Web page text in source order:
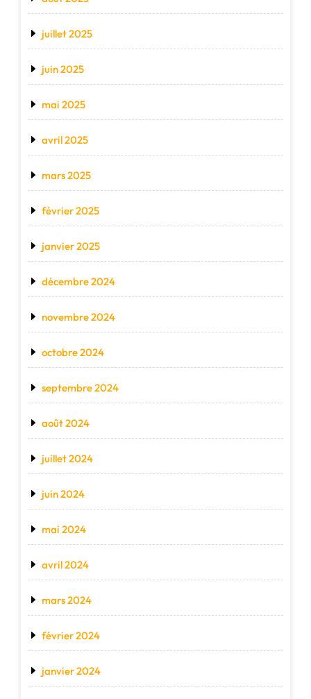
juillet 2025
juin 2025
mai 2025
avril 2025
mars 2025
février 2025
janvier 2025
décembre 2024
novembre 2024
octobre 2024
septembre 2024
août 2024
juillet 2024
juin 2024
mai 2024
avril 2024
mars 2024
février 2024
janvier 2024